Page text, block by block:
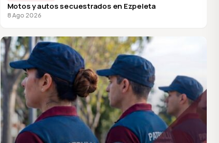
Motos y autos secuestrados en Ezpeleta
8 Ago 2026